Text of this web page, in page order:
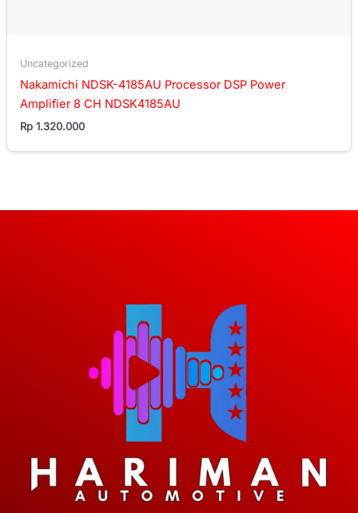
Uncategorized
Nakamichi NDSK-4185AU Processor DSP Power
Amplifier 8 CH NDSK4185AU
Rp 1.320.000